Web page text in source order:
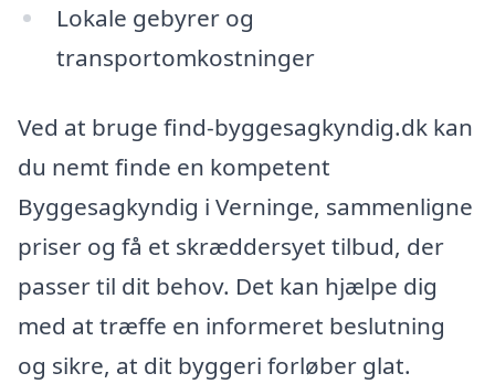
Lokale gebyrer og
transportomkostninger
Ved at bruge find-byggesagkyndig.dk kan
du nemt finde en kompetent
Byggesagkyndig i Verninge, sammenligne
priser og få et skræddersyet tilbud, der
passer til dit behov. Det kan hjælpe dig
med at træffe en informeret beslutning
og sikre, at dit byggeri forløber glat.